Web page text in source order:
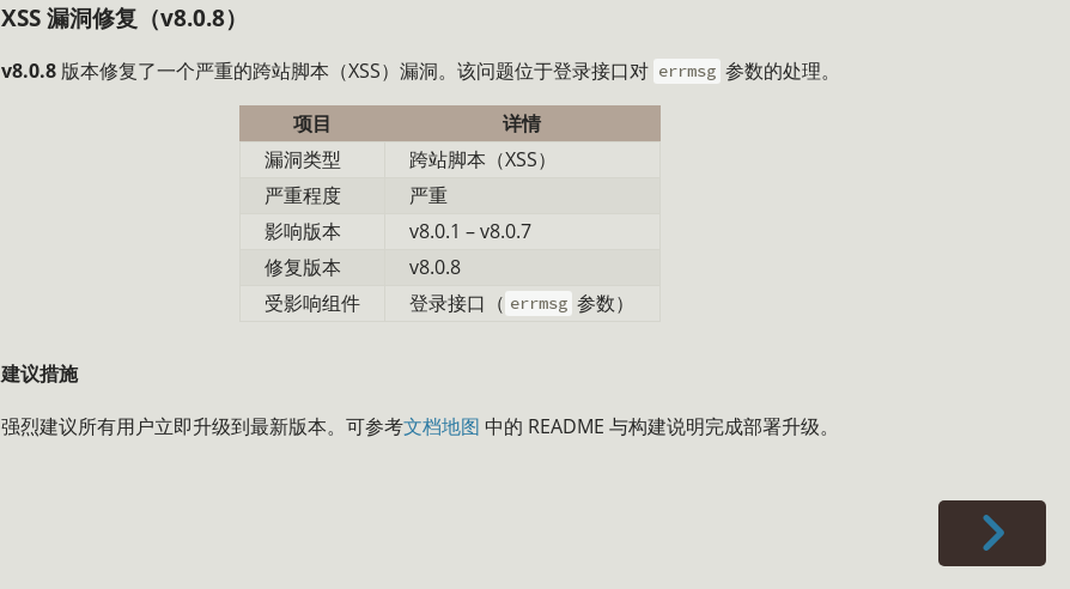
XSS 漏洞修复（v8.0.8）
v8.0.8 版本修复了一个严重的跨站脚本（XSS）漏洞。该问题位于登录接口对 errmsg 参数的处理。
项目
详情
漏洞类型
跨站脚本（XSS）
严重程度
严重
影响版本
v8.0.1 – v8.0.7
修复版本
v8.0.8
受影响组件
登录接口（ errmsg 参数）
建议措施
强烈建议所有用户立即升级到最新版本。可参考文档地图 中的 README 与构建说明完成部署升级。